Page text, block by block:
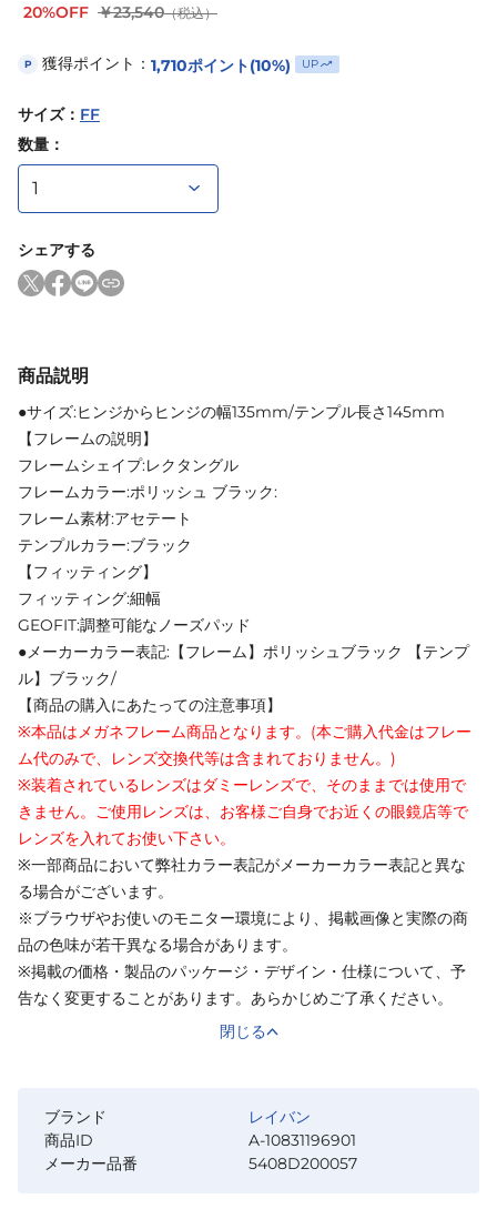
20%OFF ￥23,540（税込）
P 獲得ポイント： 1,710ポイント(10%) UP
サイズ： FF
数量：
シェアする
商品説明
●サイズ:ヒンジからヒンジの幅135mm/テンプル長さ145mm
【フレームの説明】
フレームシェイプ:レクタングル
フレームカラー:ポリッシュ ブラック:
フレーム素材:アセテート
テンプルカラー:ブラック
【フィッティング】
フィッティング:細幅
GEOFIT:調整可能なノーズパッド
●メーカーカラー表記:【フレーム】ポリッシュブラック 【テンプ
ル】ブラック/
【商品の購入にあたっての注意事項】
※本品はメガネフレーム商品となります。(本ご購入代金はフレー
ム代のみで、レンズ交換代等は含まれておりません。)
※装着されているレンズはダミーレンズで、そのままでは使用で
きません。ご使用レンズは、お客様ご自身でお近くの眼鏡店等で
レンズを入れてお使い下さい。
※一部商品において弊社カラー表記がメーカーカラー表記と異な
る場合がございます。
※ブラウザやお使いのモニター環境により、掲載画像と実際の商
品の色味が若干異なる場合があります。
※掲載の価格・製品のパッケージ・デザイン・仕様について、予
告なく変更することがあります。あらかじめご了承ください。
閉じる
ブランド
レイバン
商品ID
A-10831196901
メーカー品番
5408D200057